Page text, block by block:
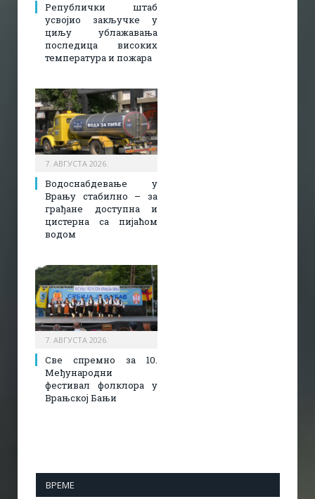
Републички штаб
усвојио закључке у
циљу ублажавања
последица високих
температура и пожара​
7. АВГУСТА 2026.
Водоснабдевање у
Врању стабилно – за
грађане доступна и
цистерна са пијаћом
водом
7. АВГУСТА 2026.
Све спремно за 10.
Међународни
фестивал фолклора у
Врањској Бањи
ВРЕМЕ